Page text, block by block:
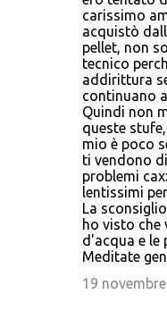
carissimo
acquistò
pellet, non
tecnico
addirittura
continuano
Quindi non
queste
mio è poco
ti vendono
problemi
lentissimi
La
ho visto che
d'acqua e le
Meditate
19